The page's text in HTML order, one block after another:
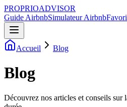
PROPRIOADVISOR
Guide AirbnbSimulateur Airbnb
Accueil Blog
Blog
Découvrez nos articles et conseils sur